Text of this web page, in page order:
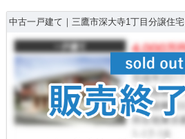
中古一戸建て｜三鷹市深大寺1丁目分譲住宅